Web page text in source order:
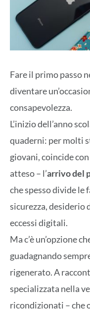
Fare il primo passo
diventare
consapevolezza.
L’inizio dell’anno
quaderni: per molti
giovani, coincide
atteso – l’arrivo del
che spesso divide le
sicurezza, desiderio
eccessi digitali.
Ma c’è un’opzione
guadagnando
rigenerato. A
specializzata nella
ricondizionati – che